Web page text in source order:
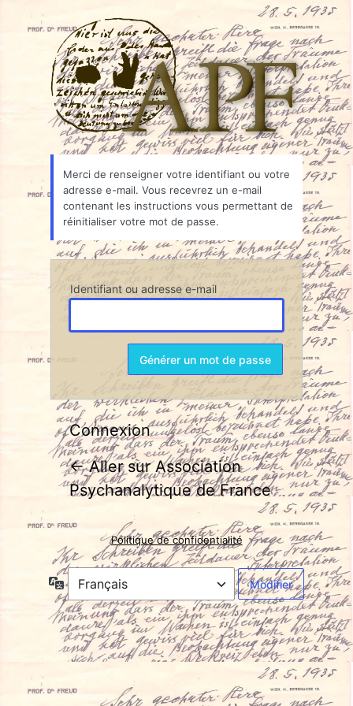
passe
oublié
Merci de renseigner votre identifiant ou votre
adresse e-mail. Vous recevrez un e-mail
contenant les instructions vous permettant de
réinitialiser votre mot de passe.
Identifiant ou adresse e-mail
Connexion
← Aller sur Association
Psychanalytique de France
Politique de confidentialité
Langue